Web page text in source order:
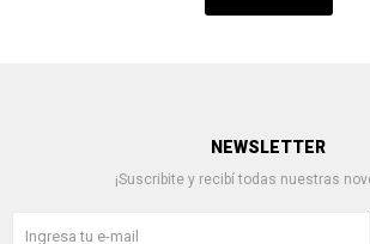
NEWSLETTER
¡Suscribite y recibí todas nuestras